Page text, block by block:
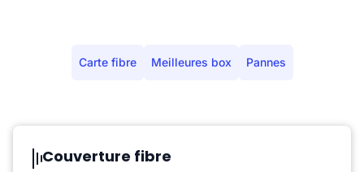
Carte fibre Meilleures box Pannes
Couverture fibre